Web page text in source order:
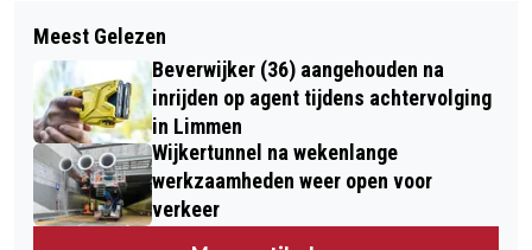
GROOT DRAMA MARKENBINNEN:
DERDE DODE NA ZWAAR ONGELUK
STRAKS GEEN MOBIELTJES MEER IN
DE KLAS
Meest Gelezen
Beverwijker (36) aangehouden na
inrijden op agent tijdens achtervolging
in Limmen
Wijkertunnel na wekenlange
werkzaamheden weer open voor
verkeer